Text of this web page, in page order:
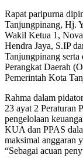
Rapat paripurna
Tanjungpinang, Hj.
Wakil Ketua 1,
Hendra Jaya, S.IP
Tanjungpinang
Perangkat Daerah
Pemerintah Kota
Rahma dalam
23 ayat 2 Peraturan
pengelolaan
KUA dan PPAS
maksimal anggaran
“Sebagai acuan